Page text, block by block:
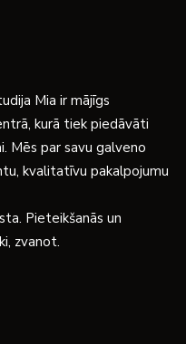
Mia ir mājīgs
kurā tiek piedāvāti
Mēs par savu galveno
kvalitatīvu pakalpojumu
Pieteikšanās un
zvanot.